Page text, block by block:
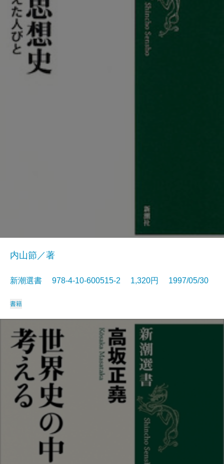
内山節／著
新潮選書 978-4-10-600515-2 1,320円 1997/05/30
書籍